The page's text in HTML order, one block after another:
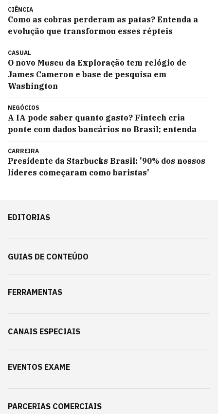
CIÊNCIA
Como as cobras perderam as patas? Entenda a
evolução que transformou esses répteis
CASUAL
O novo Museu da Exploração tem relógio de
James Cameron e base de pesquisa em
Washington
NEGÓCIOS
A IA pode saber quanto gasto? Fintech cria
ponte com dados bancários no Brasil; entenda
CARREIRA
Presidente da Starbucks Brasil: '90% dos nossos
líderes começaram como baristas'
EDITORIAS
GUIAS DE CONTEÚDO
FERRAMENTAS
CANAIS ESPECIAIS
EVENTOS EXAME
PARCERIAS COMERCIAIS